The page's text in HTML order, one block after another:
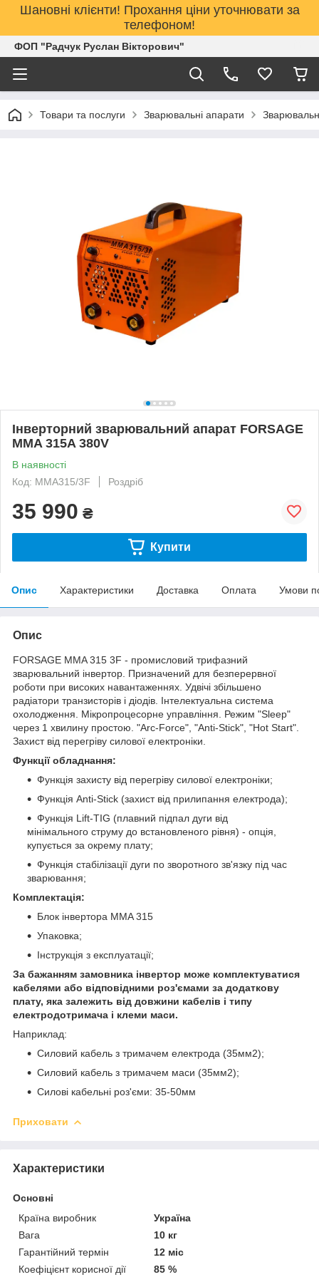
Шановні клієнти! Прохання ціни уточнювати за
телефоном!
ФОП "Радчук Руслан Вікторович"
Товари та послуги Зварювальні апарати
Інверторний зварювальний апарат FORSAGE
MMA 315A 380V
В наявності
Код: MMA315/3F
Роздріб
35 990 ₴
Купити
Опис Характеристики Доставка Оплата Умови
Опис
FORSAGE MMA 315 3F - промисловий трифазний
зварювальний інвертор. Призначений для безперервної
роботи при високих навантаженнях. Удвічі збільшено
радіатори транзисторів і діодів. Інтелектуальна система
охолодження. Мікропроцесорне управління. Режим "Sleep"
через 1 хвилину простою. "Аrc-Force", "Anti-Stick", "Hot Start".
Захист від перегріву силової електроніки.
Функції обладнання:
Функція захисту від перегріву силової електроніки;
Функція Anti-Stick (захист від прилипання електрода);
Функція Lift-TIG (плавний підпал дуги від
мінімального струму до встановленого рівня) - опція,
купується за окрему плату;
Функція стабілізації дуги по зворотного зв'язку під час
зварювання;
Комплектація:
Блок інвертора MMA 315
Упаковка;
Інструкція з експлуатації;
За бажанням замовника інвертор може комплектуватися
кабелями або відповідними роз'ємами за додаткову
плату, яка залежить від довжини кабелів і типу
електродотримача і клеми маси.
Наприклад:
Силовий кабель з тримачем електрода (35мм2);
Силовий кабель з тримачем маси (35мм2);
Силові кабельні роз'єми: 35-50мм
Приховати
Характеристики
Основні
Країна виробник
Україна
Вага
10 кг
Гарантійний термін
12 міс
Коефіцієнт корисної дії
85 %